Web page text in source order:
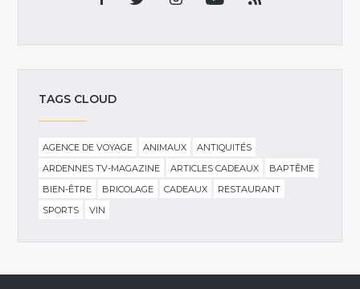
TAGS CLOUD
AGENCE DE VOYAGE ANIMAUX
ANTIQUITÉS
ARDENNES TV-MAGAZINE
ARTICLES CADEAUX
BAPTÊME
BIEN-ÊTRE
BRICOLAGE CADEAUX
RESTAURANT
SPORTS
VIN